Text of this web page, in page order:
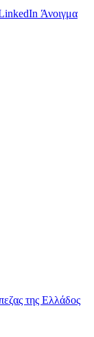
Άνοιγμα
της Ελλάδος